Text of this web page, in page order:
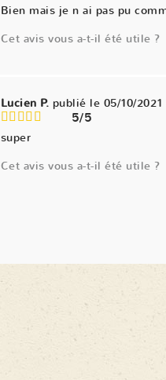
Bien mais je n ai pas pu
Cet avis vous a-t-il été utile ?
Lucien P. publié le 05/10/2021
5/5
super
Cet avis vous a-t-il été utile ?